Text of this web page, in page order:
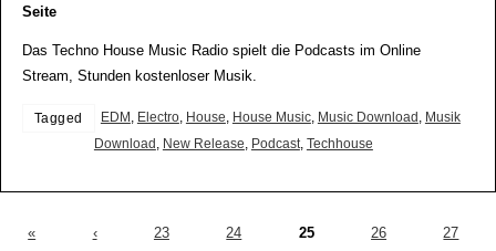
Seite
Das Techno House Music Radio spielt die Podcasts im Online
Stream, Stunden kostenloser Musik.
Tagged EDM, Electro, House, House Music, Music Download, Musik
Download, New Release, Podcast, Techhouse
« ‹ 23 24 25 26 27